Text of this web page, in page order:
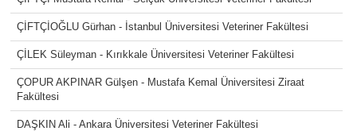
ÇİFTÇİOĞLU Gürhan - İstanbul Üniversitesi Veteriner Fakültesi
ÇİLEK Süleyman - Kırıkkale Üniversitesi Veteriner Fakültesi
ÇOPUR AKPINAR Gülşen - Mustafa Kemal Üniversitesi Ziraat
Fakültesi
DAŞKIN Ali - Ankara Üniversitesi Veteriner Fakültesi